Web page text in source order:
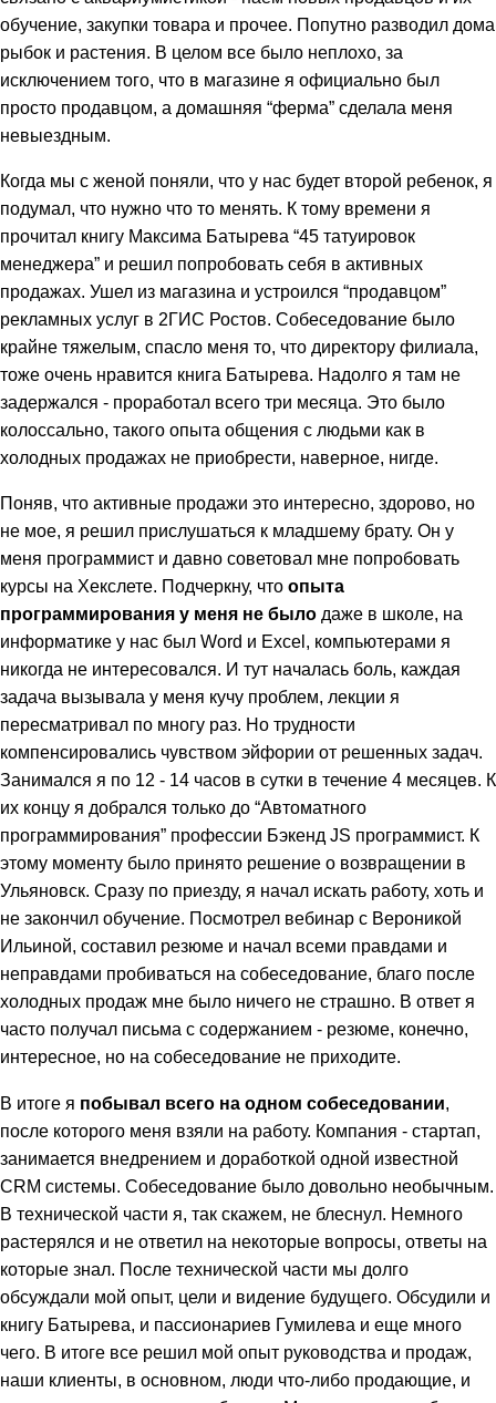
обучение, закупки товара и прочее. Попутно разводил дома
рыбок и растения. В целом все было неплохо, за
исключением того, что в магазине я официально был
просто продавцом, а домашняя “ферма” сделала меня
невыездным.
Когда мы с женой поняли, что у нас будет второй ребенок, я
подумал, что нужно что то менять. К тому времени я
прочитал книгу Максима Батырева “45 татуировок
менеджера” и решил попробовать себя в активных
продажах. Ушел из магазина и устроился “продавцом”
рекламных услуг в 2ГИС Ростов. Собеседование было
крайне тяжелым, спасло меня то, что директору филиала,
тоже очень нравится книга Батырева. Надолго я там не
задержался - проработал всего три месяца. Это было
колоссально, такого опыта общения с людьми как в
холодных продажах не приобрести, наверное, нигде.
Поняв, что активные продажи это интересно, здорово, но
не мое, я решил прислушаться к младшему брату. Он у
меня программист и давно советовал мне попробовать
курсы на Хекслете. Подчеркну, что опыта
программирования у меня не было даже в школе, на
информатике у нас был Word и Excel, компьютерами я
никогда не интересовался. И тут началась боль, каждая
задача вызывала у меня кучу проблем, лекции я
пересматривал по многу раз. Но трудности
компенсировались чувством эйфории от решенных задач.
Занимался я по 12 - 14 часов в сутки в течение 4 месяцев. К
их концу я добрался только до “Автоматного
программирования” профессии Бэкенд JS программист. К
этому моменту было принято решение о возвращении в
Ульяновск. Сразу по приезду, я начал искать работу, хоть и
не закончил обучение. Посмотрел вебинар с Вероникой
Ильиной, составил резюме и начал всеми правдами и
неправдами пробиваться на собеседование, благо после
холодных продаж мне было ничего не страшно. В ответ я
часто получал письма с содержанием - резюме, конечно,
интересное, но на собеседование не приходите.
В итоге я побывал всего на одном собеседовании,
после которого меня взяли на работу. Компания - стартап,
занимается внедрением и доработкой одной известной
CRM системы. Собеседование было довольно необычным.
В технической части я, так скажем, не блеснул. Немного
растерялся и не ответил на некоторые вопросы, ответы на
которые знал. После технической части мы долго
обсуждали мой опыт, цели и видение будущего. Обсудили и
книгу Батырева, и пассионариев Гумилева и еще много
чего. В итоге все решил мой опыт руководства и продаж,
наши клиенты, в основном, люди что-либо продающие, и